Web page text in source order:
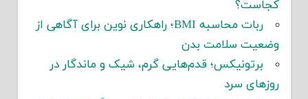
کجاست؟
ربات محاسبه BMI؛ راهکاری نوین برای آگاهی از
وضعیت سلامت بدن
برتونیکس؛ قدم‌هایی گرم، شیک و ماندگار در
روزهای سرد